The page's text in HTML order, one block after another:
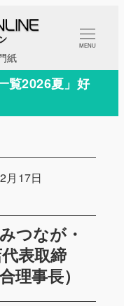
紙
MENU
覧2026夏」好
つなが・
表取締
理事長）
月17日